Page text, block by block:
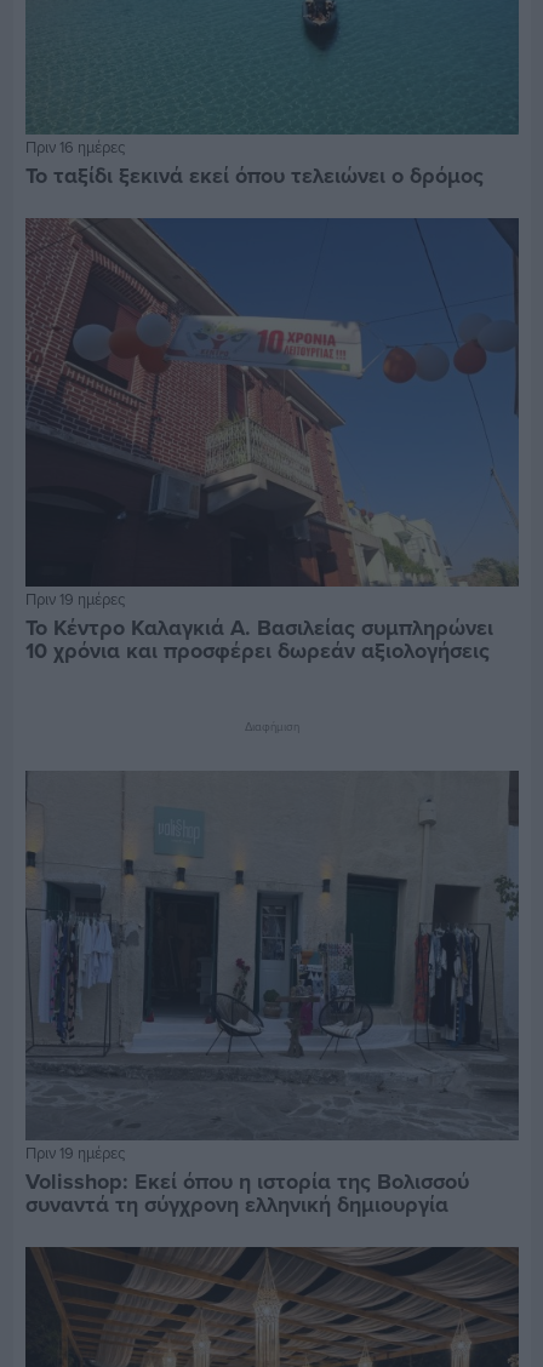
Πριν 16 ημέρες
Το ταξίδι ξεκινά εκεί όπου τελειώνει ο δρόμος
Πριν 19 ημέρες
Το Κέντρο Καλαγκιά Α. Βασιλείας συμπληρώνει
10 χρόνια και προσφέρει δωρεάν αξιολογήσεις
Διαφήμιση
Πριν 19 ημέρες
Volisshop: Εκεί όπου η ιστορία της Βολισσού
συναντά τη σύγχρονη ελληνική δημιουργία